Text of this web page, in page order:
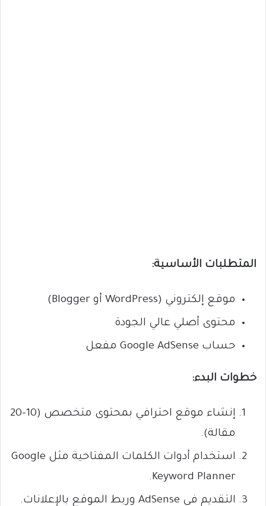
المتطلبات الأساسية:
موقع إلكتروني (WordPress أو Blogger)
محتوى أصلي عالي الجودة
حساب Google AdSense مفعل
خطوات البدء:
إنشاء موقع احترافي بمحتوى متخصص (10–20
مقالة).
استخدام أدوات الكلمات المفتاحية مثل Google
Keyword Planner.
التقديم في AdSense وربط الموقع بالإعلانات.